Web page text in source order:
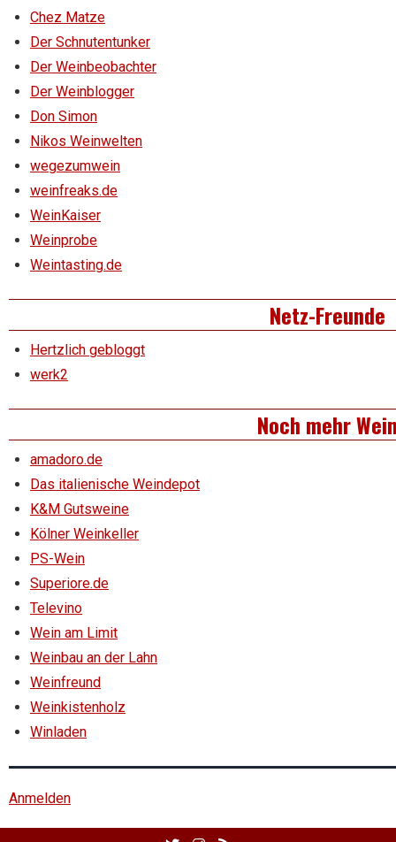
Chez Matze
Der Schnutentunker
Der Weinbeobachter
Der Weinblogger
Don Simon
Nikos Weinwelten
wegezumwein
weinfreaks.de
WeinKaiser
Weinprobe
Weintasting.de
Netz-Freunde
Hertzlich gebloggt
werk2
Noch mehr
amadoro.de
Das italienische Weindepot
K&M Gutsweine
Kölner Weinkeller
PS-Wein
Superiore.de
Televino
Wein am Limit
Weinbau an der Lahn
Weinfreund
Weinkistenholz
Winladen
Anmelden